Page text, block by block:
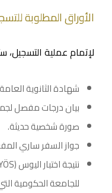
الأوراق المطلوبة
لإتمام عملية التسجيل،
شهادة الثانوية
بيان درجات مفصل
صورة شخصية حديثة.
جواز السفر ساري
للجامعة الحكومية